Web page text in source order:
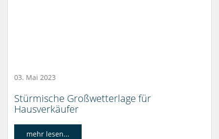
03. Mai 2023
Stürmische Großwetterlage für
Hausverkäufer
mehr lesen...